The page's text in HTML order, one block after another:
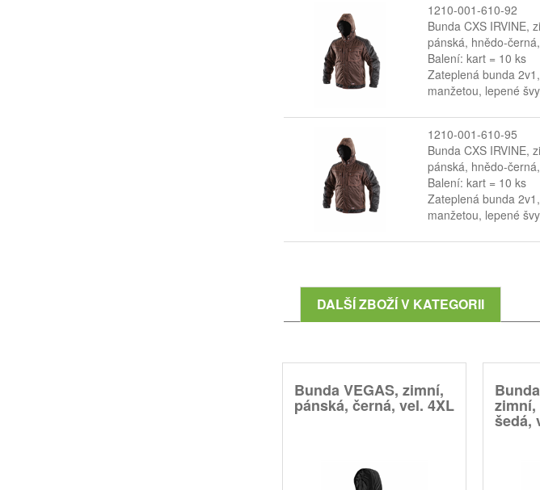
1210-001-610-92
Bunda CXS IRVINE,
pánská, hnědo-
Balení: kart = 10 ks
Zateplená bunda
manžetou, lepené
1210-001-610-95
Bunda CXS IRVINE,
pánská, hnědo-černá,
Balení: kart = 10 ks
Zateplená bunda
manžetou, lepené
DALŠÍ ZBOŽÍ V KATEGORII
Bunda VEGAS, zimní,
pánská, černá, vel. 4XL zimní,
šedá,